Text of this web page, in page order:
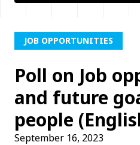
JOB OPPORTUNITIES
Poll on Job
and future
people
September 16, 2023